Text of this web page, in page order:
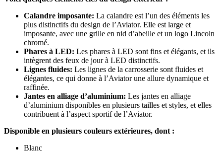
Calandre imposante: La calandre est l’un des éléments les
plus distinctifs du design de l’Aviator. Elle est large et
imposante, avec une grille en nid d’abeille et un logo Lincoln
chromé.
Phares à LED: Les phares à LED sont fins et élégants, et ils
intègrent des feux de jour à LED distinctifs.
Lignes fluides: Les lignes de la carrosserie sont fluides et
élégantes, ce qui donne à l’Aviator une allure dynamique et
raffinée.
Jantes en alliage d’aluminium: Les jantes en alliage
d’aluminium disponibles en plusieurs tailles et styles, et elles
contribuent à l’aspect sportif de l’Aviator.
Disponible en plusieurs couleurs extérieures, dont :
Blanc